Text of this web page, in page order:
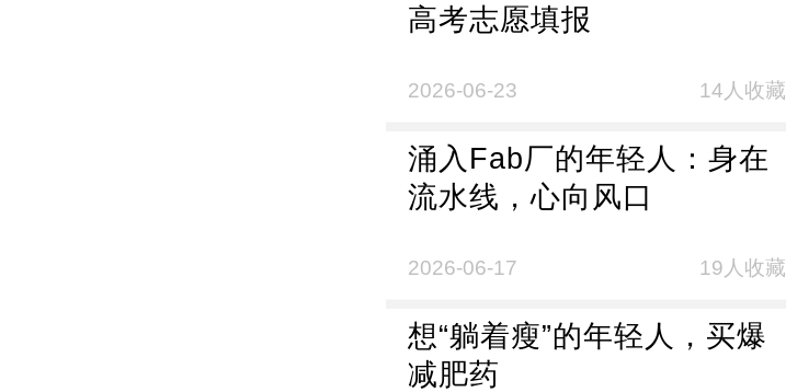
高考志愿填报
2026-06-23 14人收藏
涌入Fab厂的年轻人：身在
流水线，心向风口
2026-06-17 19人收藏
想“躺着瘦”的年轻人，买爆
减肥药